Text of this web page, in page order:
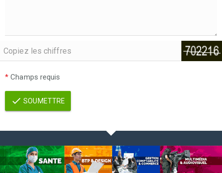
* Champs requis
SOUMETTRE